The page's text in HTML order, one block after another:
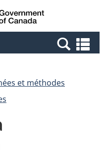
Canada
et
et méthodes